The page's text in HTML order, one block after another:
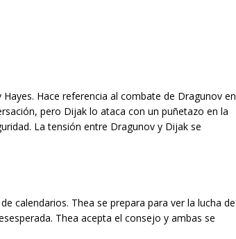
Hace referencia al combate de Dragunov en
pero Dijak lo ataca con un puñetazo en la
La tensión entre Dragunov y Dijak se
calendarios. Thea se prepara para ver la lucha de
Thea acepta el consejo y ambas se